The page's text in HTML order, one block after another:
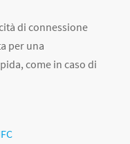
di connessione
per una
come in caso di